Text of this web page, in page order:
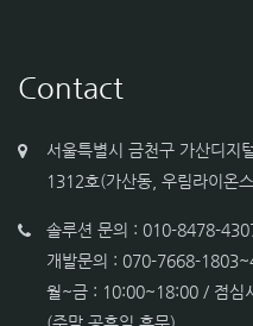
Contact
서울특별시 금천구 가산디지
1312호(가산동, 우림라이온
솔루션 문의 : 010-8478-
개발문의 : 070-7668-
월~금 : 10:00~18:00 / 점심